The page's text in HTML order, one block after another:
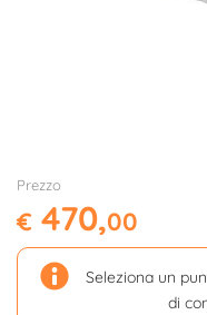
Prezzo
€ 470,00
Seleziona un
di